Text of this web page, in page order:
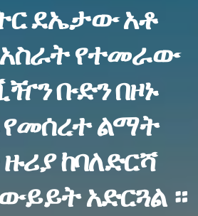
ደኤታው አቶ
የተመራው
ቡድን በዞኑ
የመሰረተ ልማት
ከባለድርሻ
አድርጓል ።